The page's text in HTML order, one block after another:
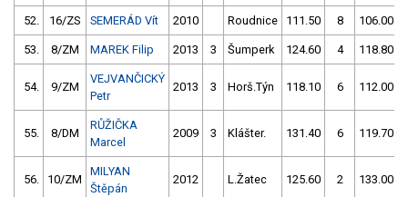
52. 16/ZS SEMERÁD Vít 2010 Roudnice 111.50 8 106.00
53. 8/ZM MAREK Filip 2013 3 Šumperk 124.60 4 118.80
54. 9/ZM
VEJVANČICKÝ
Petr
2013 3 Horš.Týn 118.10 6 112.00
55. 8/DM
RŮŽIČKA
Marcel
2009 3 Klášter. 131.40 6 119.70
56. 10/ZM
MILYAN
Štěpán
2012 L.Žatec 125.60 2 133.00